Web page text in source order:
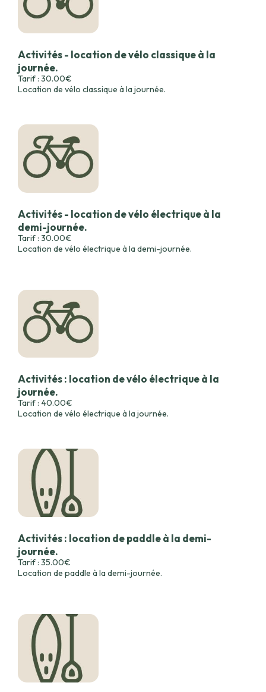
Activités - location de vélo classique à la
journée.
Tarif : 30.00€
Location de vélo classique à la journée.
Activités - location de vélo électrique à la
demi-journée.
Tarif : 30.00€
Location de vélo électrique à la demi-journée.
Activités : location de vélo électrique à la
journée.
Tarif : 40.00€
Location de vélo électrique à la journée.
Activités : location de paddle à la demi-
journée.
Tarif : 35.00€
Location de paddle à la demi-journée.